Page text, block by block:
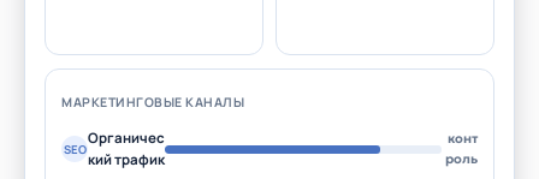
МАРКЕТИНГОВЫЕ КАНАЛЫ
SEO
Органичес
кий трафик
конт
роль